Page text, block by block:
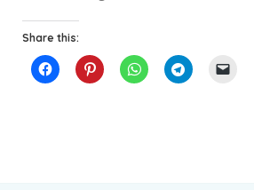
Share this: